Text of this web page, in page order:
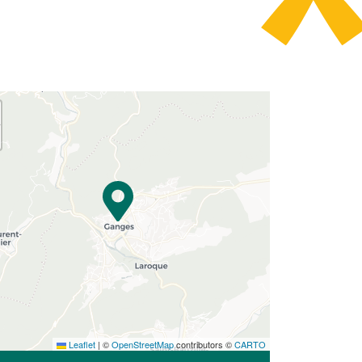
Leaflet | ©OpenStreetMapcontributors ©CARTO